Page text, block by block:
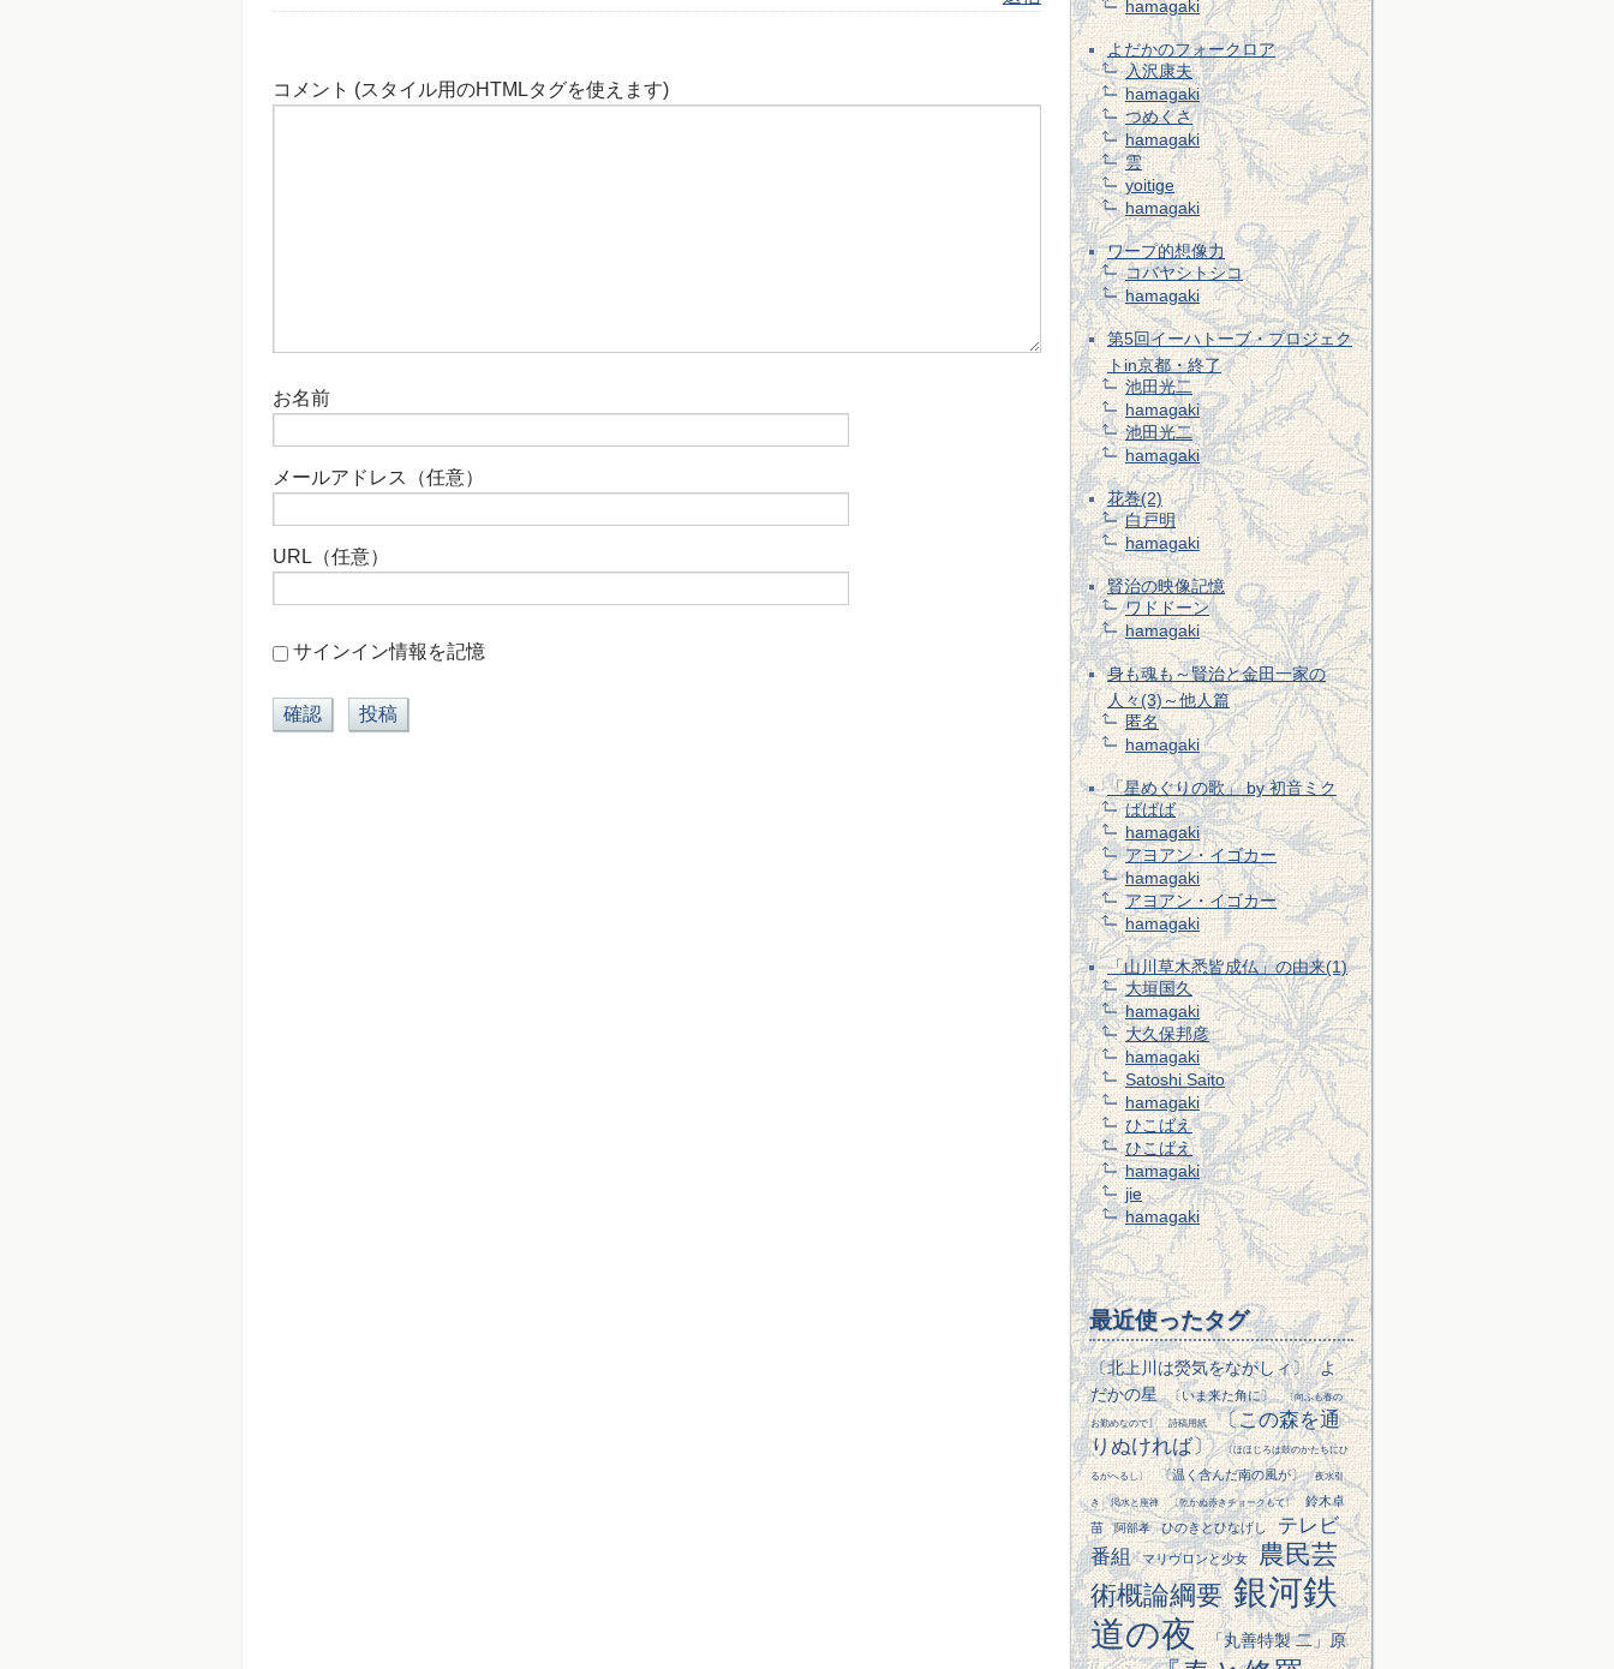
コメント (スタイル用のHTMLタグを使えます)
お名前
メールアドレス（任意）
URL（任意）
サインイン情報を記憶
hamagaki
よだかのフォークロア
入沢康夫
hamagaki
つめくさ
hamagaki
雲
yoitige
hamagaki
ワープ的想像力
コバヤシトシコ
hamagaki
第5回イーハトーブ・プロジェク
トin京都・終了
池田光二
hamagaki
池田光二
hamagaki
花巻(2)
白戸明
hamagaki
賢治の映像記憶
ワドドーン
hamagaki
身も魂も～賢治と金田一家の
人々(3)～他人篇
匿名
hamagaki
「星めぐりの歌」 by 初音ミク
ばばば
hamagaki
アヨアン・イゴカー
hamagaki
アヨアン・イゴカー
hamagaki
「山川草木悉皆成仏」の由来(1)
大垣国久
hamagaki
大久保邦彦
hamagaki
Satoshi Saito
hamagaki
ひこばえ
ひこばえ
hamagaki
jie
hamagaki
最近使ったタグ
〔北上川は熒気をながしィ〕 よ
だかの星
〔いま来た角に〕 〔向ふも春の
お勤めなので〕 詩稿用紙
〔この森を通
りぬければ〕
〔ほほじろは鼓のかたちにひ
るがへるし〕 〔温く含んだ南の風が〕 夜水引
き 渇水と座禅 〔乾かぬ赤きチョークもて〕
鈴木卓
苗
阿部孝 ひのきとひなげし
テレビ
番組
マリヴロンと少女
農民芸
術概論綱要 銀河鉄
道の夜
「丸善特製 二」原